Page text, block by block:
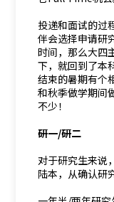
投递和面试的过
伴会选择申请研
时间，那么大四
下，就回到了本
结束的暑期有个
和秋季做学期间
不少！
研一/研二
对于研究生来说
陆本，从确认研